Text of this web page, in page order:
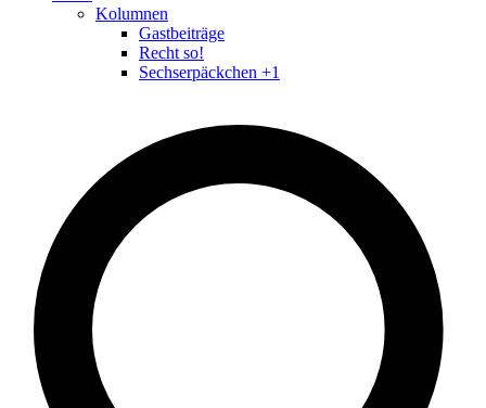
Kolumnen
Gastbeiträge
Recht so!
Sechserpäckchen +1